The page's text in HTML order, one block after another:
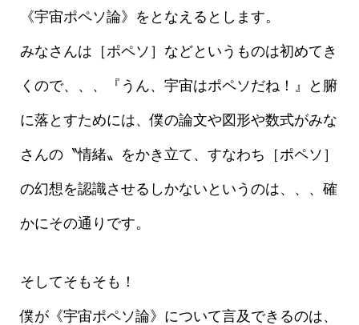
《宇宙ポペソ論》をとなえるとします。
みなさんは［ポペソ］などというものは初めてき
くので、、、『うん、宇宙はポペソだね！』と腑
に落とすためには、僕の論文や図形や数式がみな
さんの〝情緒〟をかき立て、すなわち［ポペソ］
の幻想を認識させるしかないというのは、、、確
かにその通りです。
そしてそもそも！
僕が《宇宙ポペソ論》について言及できるのは、